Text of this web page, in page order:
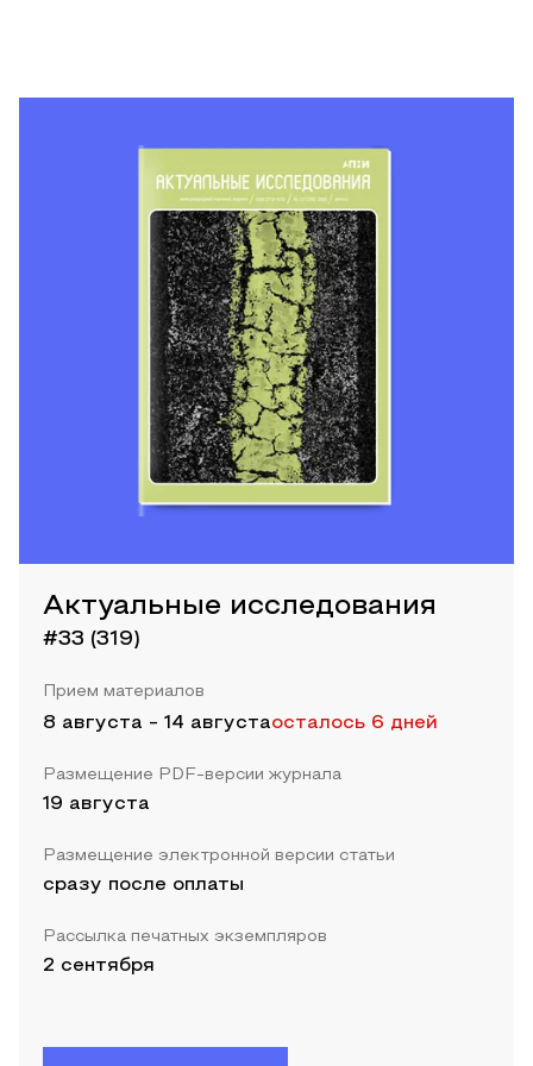
Актуальные исследования
#33 (319)
Прием материалов
8 августа - 14 августаосталось 6 дней
Размещение PDF-версии журнала
19 августа
Размещение электронной версии статьи
сразу после оплаты
Рассылка печатных экземпляров
2 сентября